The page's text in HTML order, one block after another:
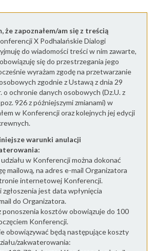
że zapoznałem/am się z treścią
X Podhalańskie Dialogi
do wiadomości treści w nim zawarte,
się do przestrzegania jego
wyrażam zgodę na przetwarzanie
zgodnie z Ustawą z dnia 29
o ochronie danych osobowych (Dz.U. z
926 z późniejszymi zmianami) w
w Konferencji oraz kolejnych jej edycji
warunki anulacji
udziału w Konferencji można dokonać
mailową, na adres e-mail Organizatora
internetowej Konferencji.
zgłoszenia jest data wpłynięcia
do Organizatora.
ponoszenia kosztów obowiązuje do 100
Konferencji.
obowiązywać będą następujące koszty
zakwaterowania: